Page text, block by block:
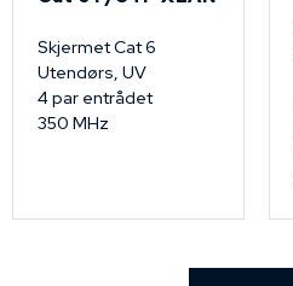
Skjermet Cat 6
Utendørs, UV
4 par entrådet
350 MHz